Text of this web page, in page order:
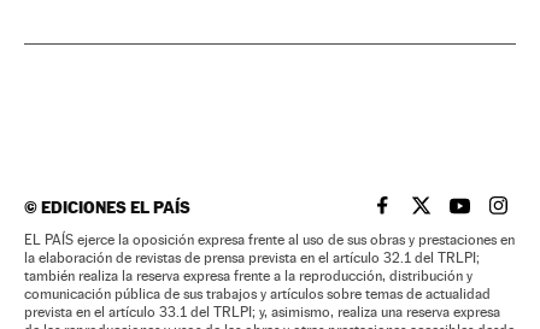
©EDICIONES EL PAÍS EL PAÍS BRASIL EN
EL PAÍSEL PAÍS
EL
EL PAÍS ejerce la oposición expresa frente al uso de sus obras y prestaciones en
la elaboración de revistas de prensa prevista en el artículo 32.1 del TRLPI;
también realiza la reserva expresa frente a la reproducción, distribución y
comunicación pública de sus trabajos y artículos sobre temas de actualidad
prevista en el artículo 33.1 del TRLPI; y, asimismo, realiza una reserva expresa